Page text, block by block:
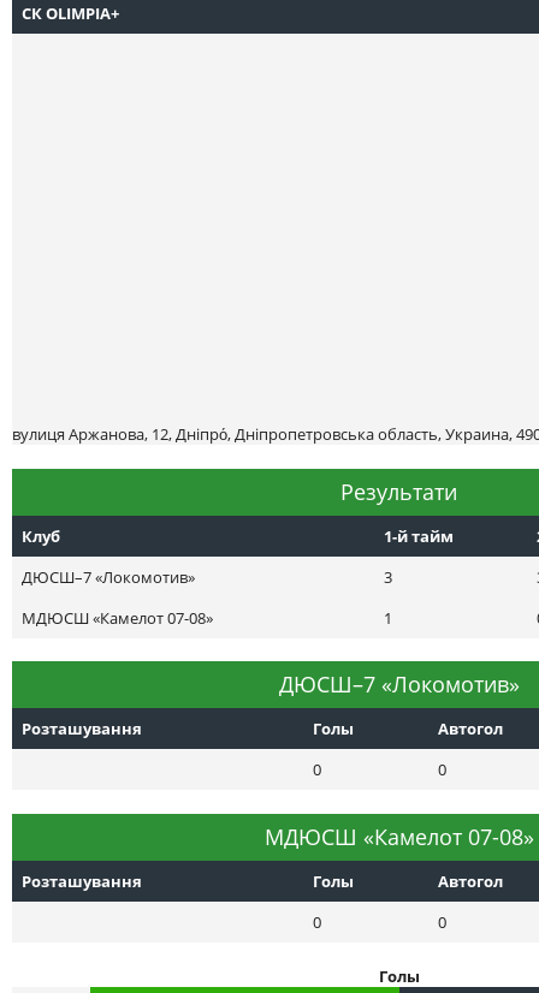
СК OLIMPIA+
вулиця Аржанова, 12, Дніпро́, Дніпропетровська область, Украина,
Результати
Клуб 1-й тайм
ДЮСШ–7 «Локомотив»
3
МДЮСШ «Камелот 07-08»
1
ДЮСШ–7 «Локомотив»
Розташування Голы
Автогол
0
0
МДЮСШ «Камелот 07-08»
Розташування Голы
Автогол
0
0
Голы